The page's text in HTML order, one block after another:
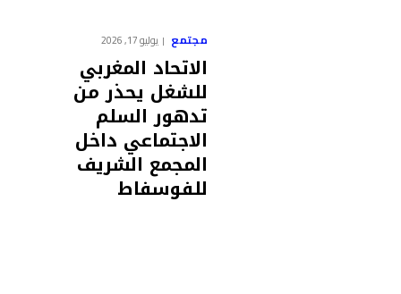
مجتمع يوليو 17, 2026
الاتحاد المغربي
للشغل يحذر من
تدهور السلم
الاجتماعي داخل
المجمع الشريف
للفوسفاط